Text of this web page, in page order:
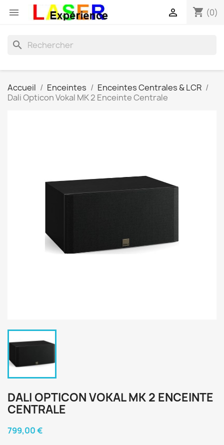
 shopping_cart (0)

search
Accueil Enceintes
Enceintes Centrales & LCR
Dali Opticon Vokal MK 2 Enceinte Centrale
DALI OPTICON VOKAL MK 2 ENCEINTE
CENTRALE
799,00 €